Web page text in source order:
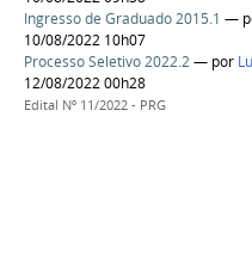
Ingresso de Graduado 2015.1 —
10/08/2022 10h07
Processo Seletivo 2022.2— por
12/08/2022 00h28
Edital Nº 11/2022 - PRG